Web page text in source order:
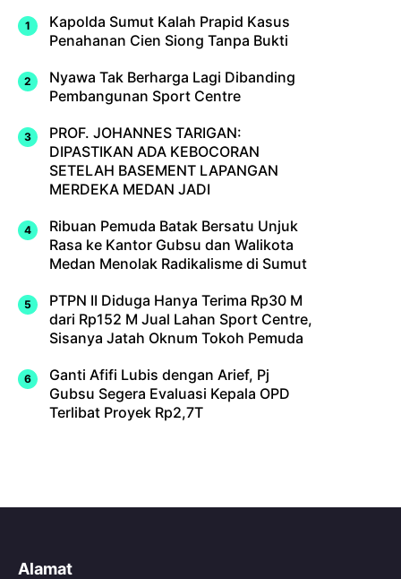
Kapolda Sumut Kalah Prapid Kasus
Penahanan Cien Siong Tanpa Bukti
Nyawa Tak Berharga Lagi Dibanding
Pembangunan Sport Centre
PROF. JOHANNES TARIGAN:
DIPASTIKAN ADA KEBOCORAN
SETELAH BASEMENT LAPANGAN
MERDEKA MEDAN JADI
Ribuan Pemuda Batak Bersatu Unjuk
Rasa ke Kantor Gubsu dan Walikota
Medan Menolak Radikalisme di Sumut
PTPN II Diduga Hanya Terima Rp30 M
dari Rp152 M Jual Lahan Sport Centre,
Sisanya Jatah Oknum Tokoh Pemuda
Ganti Afifi Lubis dengan Arief, Pj
Gubsu Segera Evaluasi Kepala OPD
Terlibat Proyek Rp2,7T
Alamat